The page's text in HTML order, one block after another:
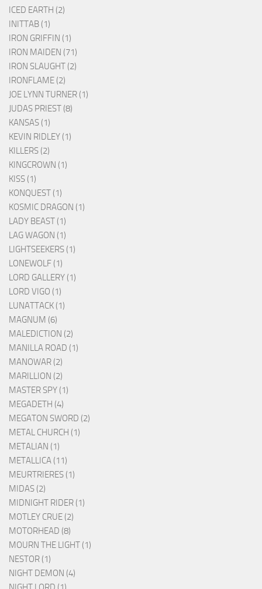
ICED EARTH (2)
INITTAB (1)
IRON GRIFFIN (1)
IRON MAIDEN (71)
IRON SLAUGHT (2)
IRONFLAME (2)
JOE LYNN TURNER (1)
JUDAS PRIEST (8)
KANSAS (1)
KEVIN RIDLEY (1)
KILLERS (2)
KINGCROWN (1)
KISS (1)
KONQUEST (1)
KOSMIC DRAGON (1)
LADY BEAST (1)
LAG WAGON (1)
LIGHTSEEKERS (1)
LONEWOLF (1)
LORD GALLERY (1)
LORD VIGO (1)
LUNATTACK (1)
MAGNUM (6)
MALEDICTION (2)
MANILLA ROAD (1)
MANOWAR (2)
MARILLION (2)
MASTER SPY (1)
MEGADETH (4)
MEGATON SWORD (2)
METAL CHURCH (1)
METALIAN (1)
METALLICA (11)
MEURTRIERES (1)
MIDAS (2)
MIDNIGHT RIDER (1)
MOTLEY CRUE (2)
MOTORHEAD (8)
MOURN THE LIGHT (1)
NESTOR (1)
NIGHT DEMON (4)